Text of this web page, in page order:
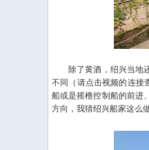
除了黄酒，绍兴当地还
不同（请点击视频的连接
船或是摇橹控制船的前进
方向，我猜绍兴船家这么